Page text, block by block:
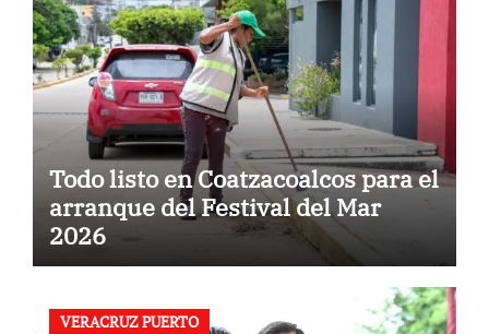
Todo listo en Coatzacoalcos para el
arranque del Festival del Mar
2026
VERACRUZ PUERTO